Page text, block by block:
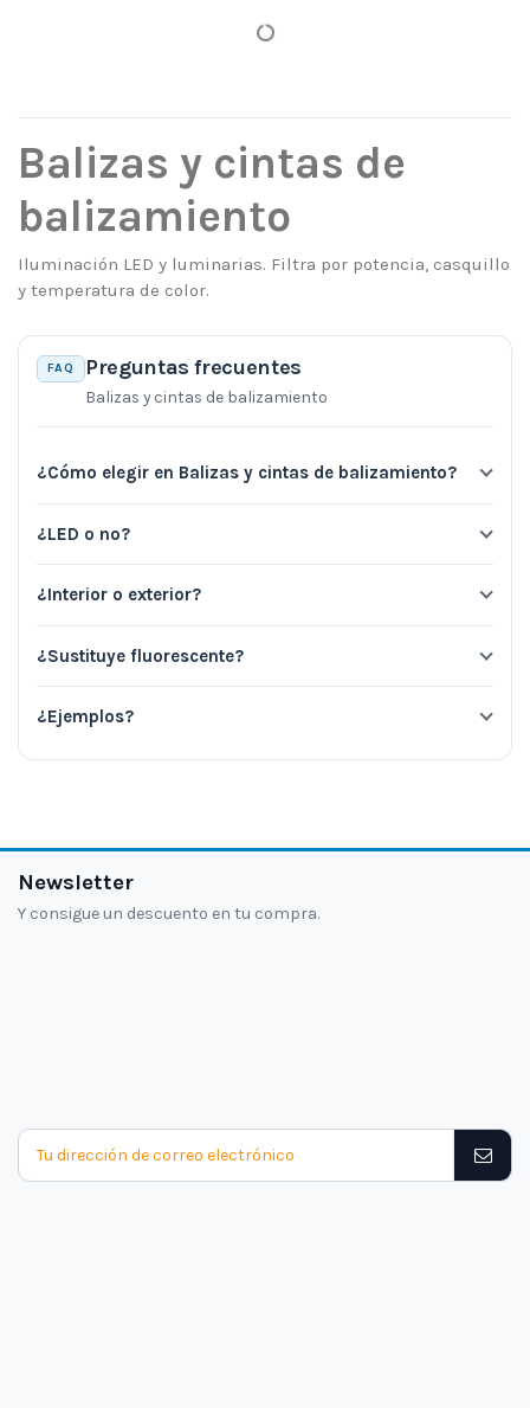
Balizas y cintas de
balizamiento
Iluminación LED y luminarias. Filtra por potencia, casquillo
y temperatura de color.
FAQ Preguntas frecuentes
Balizas y cintas de balizamiento
¿Cómo elegir en Balizas y cintas de balizamiento?
¿LED o no?
¿Interior o exterior?
¿Sustituye fluorescente?
¿Ejemplos?
Newsletter
Y consigue un descuento en tu compra.